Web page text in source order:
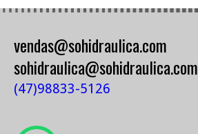
vendas@sohidraulica.com
sohidraulica@sohidraulica.com
(47)98833-5126